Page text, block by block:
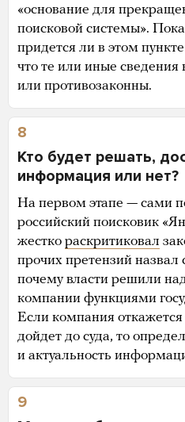
«основание для
поисковой системы».
придется ли в этом
что те или иные сведения
или противозаконны.
8
Кто будет решать,
информация или нет?
На первом этапе — сами
российский поисковик
жестко раскритиковал
прочих претензий
почему власти решили
компании функциями
Если компания
дойдет до суда, то
и актуальность
9